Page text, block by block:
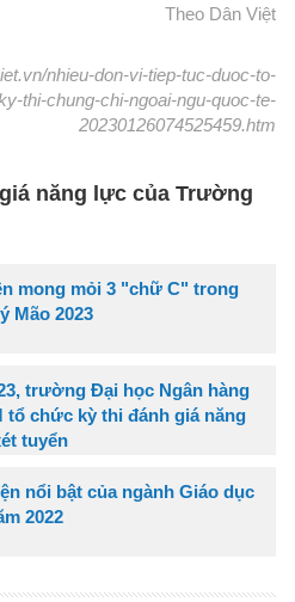
Theo Dân Việt
nhieu-don-vi-tiep-tuc-duoc-to-
thi-chung-chi-ngoai-ngu-quoc-te-
20230126074525459.htm
năng lực của Trường
mong mỏi 3 "chữ C" trong
Mão 2023
trường Đại học Ngân hàng
tổ chức kỳ thi đánh giá năng
tuyển
nổi bật của ngành Giáo dục
2022